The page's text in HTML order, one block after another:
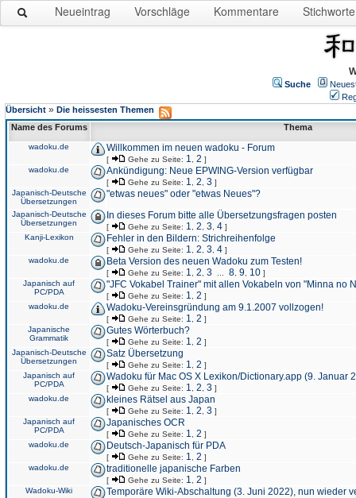
Neueintrag Vorschläge Kommentare Stichworte
Suche
Übersicht » Die heissesten Themen
Name des Forums
Thema
wadoku.de Willkommen im neuen wadoku - Forum
[ Gehe zu Seite: 1 2 ]
wadoku.de
Ankündigung: Neue EPWING-Version verfügbar
[ Gehe zu Seite: 1 2 3 ]
Japanisch-Deutsche
Übersetzungen
"etwas neues" oder "etwas Neues"?
Japanisch-Deutsche
Übersetzungen
In dieses Forum bitte alle Übersetzungsfragen posten
[ Gehe zu Seite: 1 2 3 4 ]
Kanji-Lexikon
Fehler in den Bildern: Strichreihenfolge
[ Gehe zu Seite: 1 2 3 4 ]
wadoku.de
Beta Version des neuen Wadoku zum Testen!
[ Gehe zu Seite: 1 2 3 8 9 10 ]
Japanisch auf
PC/PDA
"JFC Vokabel Trainer" mit allen Vokabeln von "Minna no
[ Gehe zu Seite: 1 2 ]
wadoku.de
Wadoku-Vereinsgründung am 9.1.2007 vollzogen!
[ Gehe zu Seite: 1 2 ]
Japanische
Grammatik
Gutes Wörterbuch?
[ Gehe zu Seite: 1 2 ]
Japanisch-Deutsche
Übersetzungen
Satz Übersetzung
[ Gehe zu Seite: 1 2 ]
Japanisch auf
PC/PDA
Wadoku für Mac OS X Lexikon/Dictionary.app (9. Januar
[ Gehe zu Seite: 1 2 3 ]
wadoku.de
kleines Rätsel aus Japan
[ Gehe zu Seite: 1 2 3 ]
Japanisch auf
PC/PDA
Japanisches OCR
[ Gehe zu Seite: 1 2 ]
wadoku.de
Deutsch-Japanisch für PDA
[ Gehe zu Seite: 1 2 ]
wadoku.de
traditionelle japanische Farben
[ Gehe zu Seite: 1 2 ]
Wadoku-Wiki
Temporäre Wiki-Abschaltung (3. Juni 2022), nun wieder